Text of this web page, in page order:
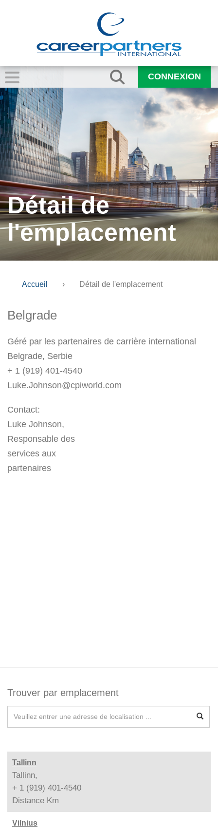
CONNEXION
Détail de
l'emplacement
Accueil › Détail de l'emplacement
Belgrade
Géré par les partenaires de carrière international
Belgrade, Serbie
+ 1 (919) 401-4540
Luke.Johnson@cpiworld.com
Contact:
Luke Johnson,
Responsable des
services aux
partenaires
Trouver par emplacement
Tallinn
Tallinn,
+ 1 (919) 401-4540
Distance Km
Vilnius